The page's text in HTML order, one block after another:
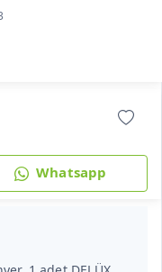
Whatsapp